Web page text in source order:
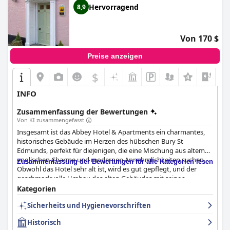
8,9 Hervorragend
Von 170 $
Preise anzeigen
$
INFO
Zusammenfassung der Bewertungen
Von KI zusammengefasst
Insgesamt ist das Abbey Hotel & Apartments ein charmantes,
historisches Gebäude im Herzen des hübschen Bury St
Edmunds, perfekt für diejenigen, die eine Mischung aus altem
englischen Charme und modernen Annehmlichkeiten suchen.
Obwohl das Hotel sehr alt ist, wird es gut gepflegt, und der
geschmackvolle Umbau des alten Gebäudes mit seinen
freiliegenden Holzbalken trägt zu seiner Attraktivität bei. Die
Gäste schätzen das interessante Design, die eigenwillige
Atmosphäre und die Art und Weise, in der historische Elemente
mit modernen Einrichtungen kombiniert wurden. Die Lage ist
ausgezeichnet, nur einen kurzen Spaziergang vom Zentrum von
Zusammenfassung der Bewertungen für alle Kategorien lesen
Kategorien
Sicherheits und Hygienevorschriften
Historisch